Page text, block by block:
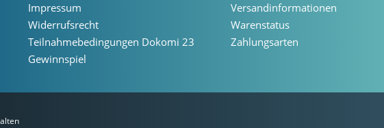
Impressum
Widerrufsrecht
Teilnahmebedingungen Dokomi 23
Gewinnspiel
Versandinformationen
Warenstatus
Zahlungsarten